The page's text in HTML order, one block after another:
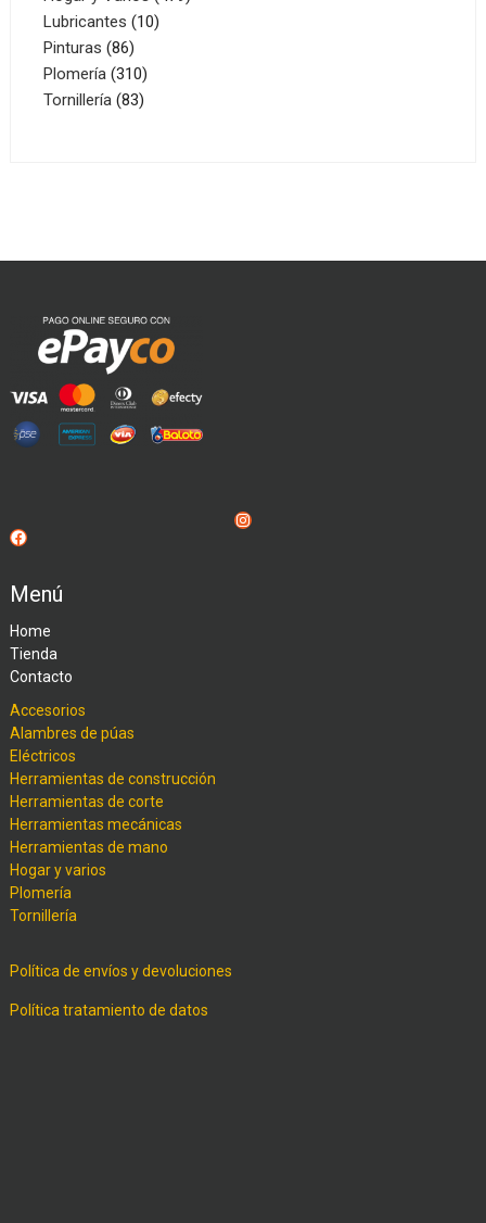
Lubricantes 1010
Pinturas 8686
productos
Plomería 310310
productos
Tornillería 8383
Instagram
Facebook
Menú
Home
Tienda
Contacto
Accesorios
Alambres de púas
Eléctricos
Herramientas de construcción
Herramientas de corte
Herramientas mecánicas
Herramientas de mano
Hogar y varios
Plomería
Tornillería
Política de envíos y devoluciones
Política tratamiento de datos